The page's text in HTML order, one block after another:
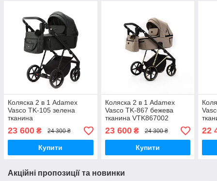
Коляска 2 в 1 Adamex
Vasco TK-105 зелена
тканина
23 600 ₴ 24 300 ₴
Купити
Коляска 2 в 1 Adamex
Vasco TK-867 бежева
тканина VTK867002
23 600₴ 24 300 ₴
Купити
22
Акційні пропозиції та новинки